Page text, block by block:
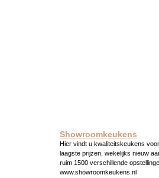
Showroomkeukens
Hier vindt u kwaliteitskeukens
laagste prijzen, wekelijks nieuw
ruim 1500 verschillende
www.showroomkeukens.nl